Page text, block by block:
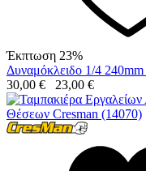
Έκπτωση 23%
Δυναμόκλειδο 1/4
30,00 € 23,00 €